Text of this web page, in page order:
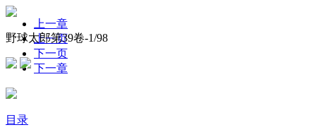
野球太郎第39卷-1/98
上一章
上一页
下一页
下一章
目录